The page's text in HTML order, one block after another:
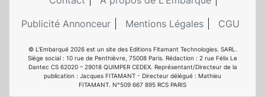
Publicité Annonceur
Mentions Légales CGU
© L'Embarqué 2026 est un site des Editions Fitamant Technologies. SARL.
Siège social : 10 rue de Penthièvre, 75008 Paris. Rédaction : 2 rue Félix Le
Dantec CS 62020 – 29018 QUIMPER CEDEX. Représentant/Directeur de la
publication : Jacques FITAMANT - Directeur délégué : Mathieu
FITAMANT. N°509 667 895 RCS PARIS